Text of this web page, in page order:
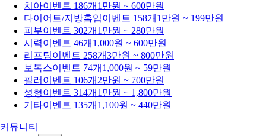
치아이벤트 186개 1만원 ~ 600만원
다이어트/지방흡입이벤트 158개 1만원 ~ 199만원
피부이벤트 302개 1만원 ~ 280만원
시력이벤트 46개 1,000원 ~ 600만원
리프팅이벤트 258개3만원 ~ 800만원
보톡스이벤트 74개 1,000원 ~ 59만원
필러 이벤트 106개 2만원 ~ 700만원
성형이벤트 314개 1만원 ~ 1,800만원
기타이벤트 135개 1,100원 ~ 440만원
커뮤니티